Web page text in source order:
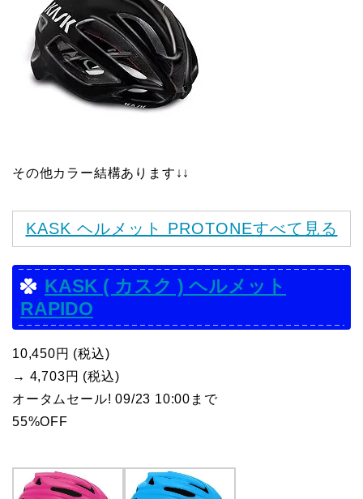
その他カラー結構あります↓↓
KASK ヘルメット PROTONEすべて見る
KASK ( カスク ) ヘルメット
RAPIDO
10,450円 (税込)
→ 4,703円 (税込)
オータムセール! 09/23 10:00まで
55%OFF